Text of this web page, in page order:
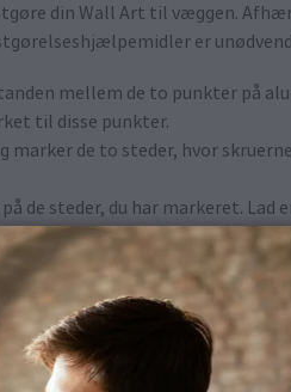
din Wall Art til væggen.
er
mellem de to punkter på
til disse punkter.
de to steder, hvor
de steder, du har markeret.
endnu, da det kan være
med hullerne på